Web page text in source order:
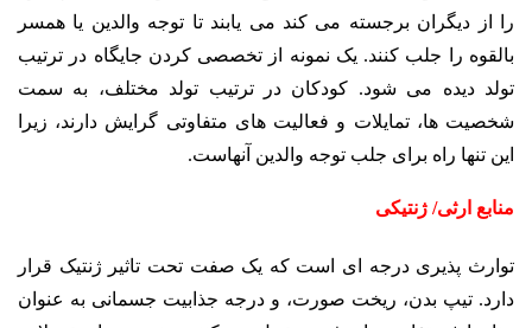
را از دیگران برجسته می کند می یابند تا توجه والدین یا همسر
بالقوه را جلب کنند. یک نمونه از تخصصی کردن جایگاه در ترتیب
تولد دیده می شود. کودکان در ترتیب تولد مختلف، به سمت
شخصیت ها، تمایلات و فعالیت های متفاوتی گرایش دارند، زیرا
این تنها راه برای جلب توجه والدین آنهاست.
منابع ارثی/ ژنتیکی
توارث پذیری درجه ای است که یک صفت تحت تاثیر ژنتیک قرار
دارد. تیپ بدن، ریخت صورت، و درجه جذابیت جسمانی به عنوان